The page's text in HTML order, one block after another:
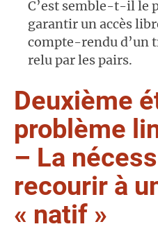
C’est semble-t-il le
garantir un accès
compte-rendu d’un
relu par les pairs.
Deuxième
problème
– La
recourir à
« natif »